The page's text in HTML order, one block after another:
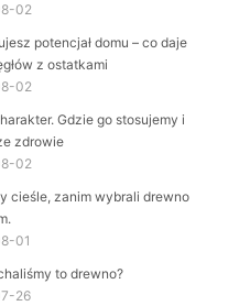
02
potencjał domu – co daje
z ostatkami
02
Gdzie go stosujemy i
zdrowie
02
cieśle, zanim wybrali drewno
01
to drewno?
26